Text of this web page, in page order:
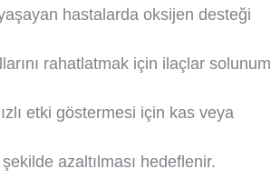
hastalarda oksijen desteği
rahatlatmak için ilaçlar solunum
etki göstermesi için kas veya
azaltılması hedeflenir.